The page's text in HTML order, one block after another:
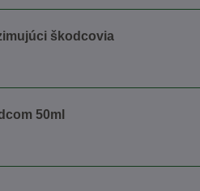
škodcovia
50ml